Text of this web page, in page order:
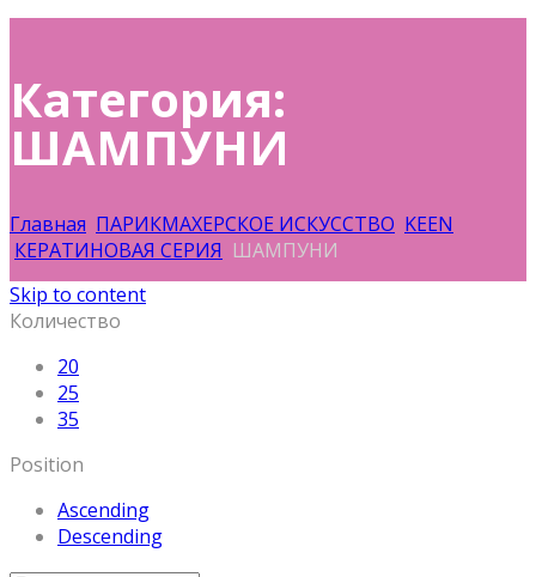
Категория:
ШАМПУНИ
Главная ПАРИКМАХЕРСКОЕ ИСКУССТВО KEEN
КЕРАТИНОВАЯ СЕРИЯ ШАМПУНИ
Skip to content
Количество
20
25
35
Position
Ascending
Descending